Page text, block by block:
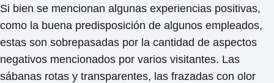
Si bien se mencionan algunas experiencias positivas,
como la buena predisposición de algunos empleados,
estas son sobrepasadas por la cantidad de aspectos
negativos mencionados por varios visitantes. Las
sábanas rotas y transparentes, las frazadas con olor